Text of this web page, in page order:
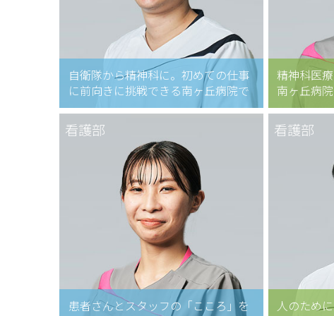
自衛隊から精神科に。初めての仕事
に前向きに挑戦できる南ヶ丘病院で
精神科医
南ヶ丘病
看護部
患者さんとスタッフの「こころ」を
看護部
人のため